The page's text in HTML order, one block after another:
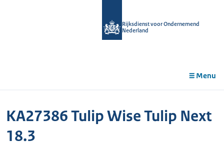
Rijksdienst voor Ondernemend
Nederland
Menu
KA27386 Tulip Wise Tulip Next
18.3